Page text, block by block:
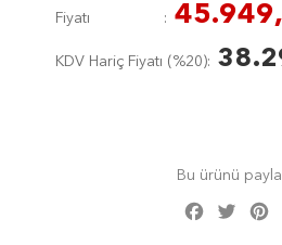
Fiyatı
KDV Hariç Fiyatı ( %20 )
Bu ürünü
Facebook
Twitter